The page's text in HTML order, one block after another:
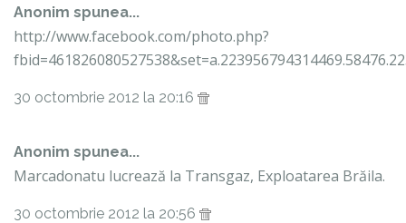
Anonim spunea...
http://www.facebook.com/photo.php?
30 octombrie 2012 la 20:16
Anonim spunea...
Marcadonatu lucrează la Transgaz, Exploatarea Brăila.
30 octombrie 2012 la 20:56